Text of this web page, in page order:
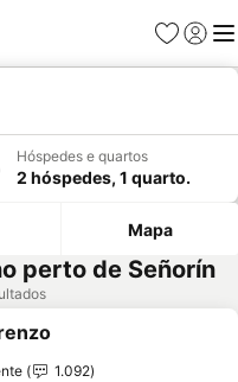
Favoritos
Iniciar
Hóspedes e quartos
2 hóspedes, 1 quarto.
Mapa
perto de Señorín
aos favoritos
1.092